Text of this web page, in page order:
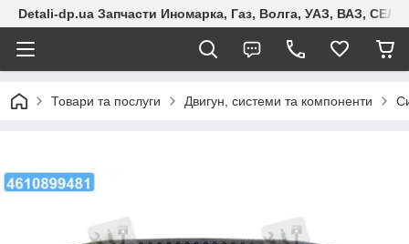
Detali-dp.ua Запчасти Иномарка, Газ, Волга, УАЗ, ВАЗ,
Товари та послуги Двигун, системи та компоненти